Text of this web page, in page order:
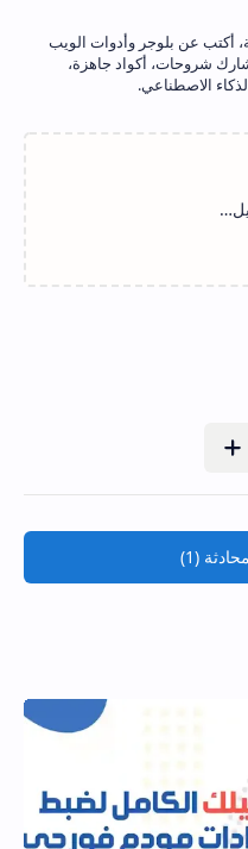
أكتب عن بلوجر وأدوات الويب
شروحات، أكواد جاهزة،
الاصطناعي.
مشاركة في التطبيقات الأخرى
(1)